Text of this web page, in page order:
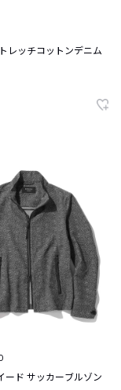
レッチコットンデニム
ード サッカーブルゾン